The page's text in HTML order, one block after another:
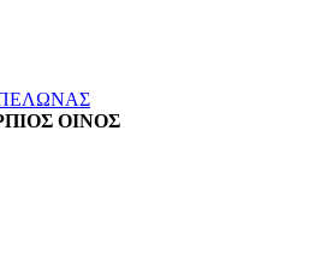
ΟΙΝΟΣ